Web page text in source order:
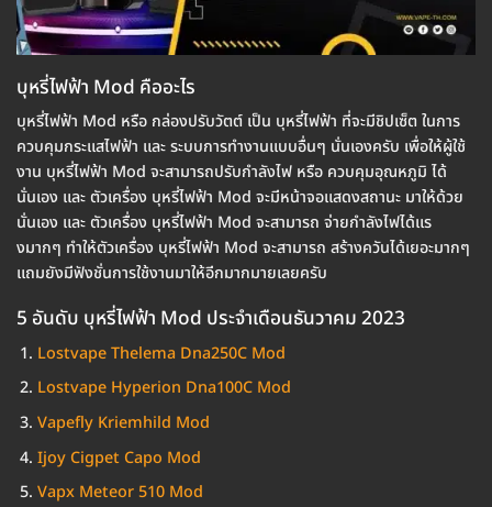
บุหรี่ไฟฟ้า Mod คืออะไร
บุหรี่ไฟฟ้า Mod หรือ กล่องปรับวัตต์ เป็น บุหรี่ไฟฟ้า ที่จะมีชิปเซ็ต ในการ
ควบคุมกระแสไฟฟ้า และ ระบบการทำงานแบบอื่นๆ นั่นเองครับ เพื่อให้ผู้ใช้
งาน บุหรี่ไฟฟ้า Mod จะสามารถปรับกำลังไฟ หรือ ควบคุมอุณหภูมิ ได้
นั่นเอง และ ตัวเครื่อง บุหรี่ไฟฟ้า Mod จะมีหน้าจอแสดงสถานะ มาให้ด้วย
นั่นเอง และ ตัวเครื่อง บุหรี่ไฟฟ้า Mod จะสามารถ จ่ายกำลังไฟได้แร
งมากๆ ทำให้ตัวเครื่อง บุหรี่ไฟฟ้า Mod จะสามารถ สร้างควันได้เยอะมากๆ
แถมยังมีฟังชั่นการใช้งานมาให้อีกมากมายเลยครับ
5 อันดับ บุหรี่ไฟฟ้า Mod ประจำเดือนธันวาคม 2023
Lostvape Thelema Dna250C Mod
Lostvape Hyperion Dna100C Mod
Vapefly Kriemhild Mod
Ijoy Cigpet Capo Mod
Vapx Meteor 510 Mod